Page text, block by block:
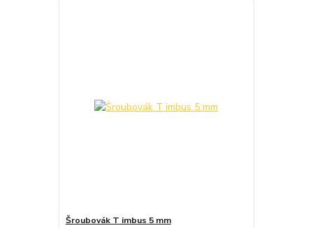
Šroubovák T imbus 5 mm